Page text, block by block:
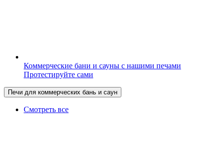
Коммерческие бани и сауны с нашими печами
Протестируйте сами
Печи для коммерческих бань и саун
Смотреть все